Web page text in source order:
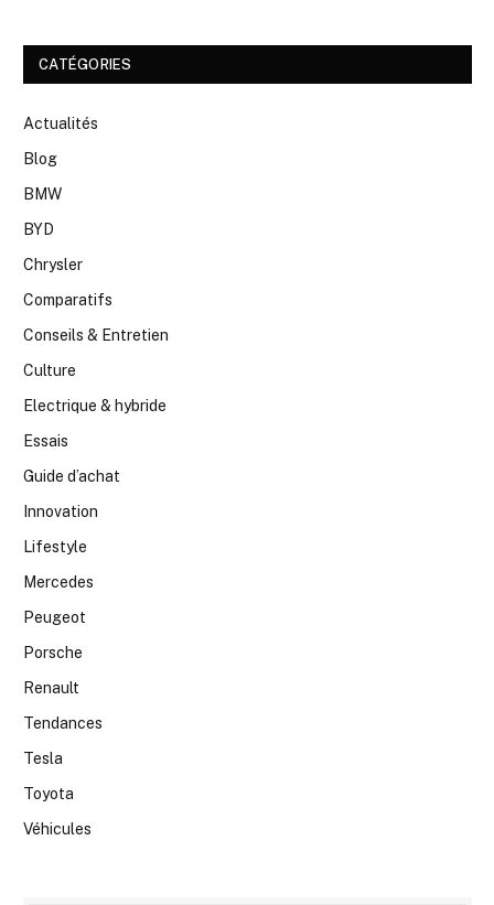
CATÉGORIES
Actualités
Blog
BMW
BYD
Chrysler
Comparatifs
Conseils & Entretien
Culture
Electrique & hybride
Essais
Guide d’achat
Innovation
Lifestyle
Mercedes
Peugeot
Porsche
Renault
Tendances
Tesla
Toyota
Véhicules